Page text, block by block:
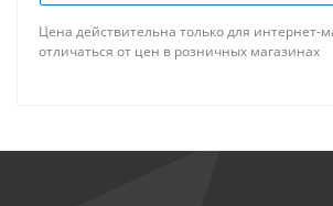
Цена действительна только для интернет-
отличаться от цен в розничных магазинах